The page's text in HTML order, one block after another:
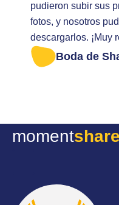
pudieron subir sus
fotos, y nosotros
descargarlos. ¡Muy recomendable!
Llegué tarde para
las fotos. Me
Boda de
momentshare